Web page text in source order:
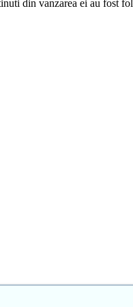
din vanzarea ei au fost